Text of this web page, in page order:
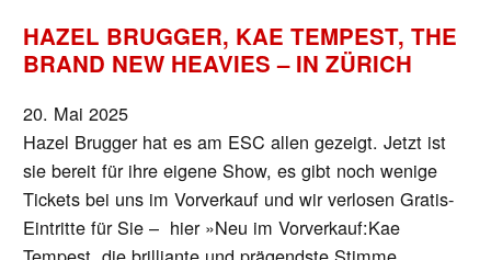
HAZEL BRUGGER, KAE TEMPEST, THE
BRAND NEW HEAVIES – IN ZÜRICH
20. Mai 2025
Hazel Brugger hat es am ESC allen gezeigt. Jetzt ist
sie bereit für ihre eigene Show, es gibt noch wenige
Tickets bei uns im Vorverkauf und wir verlosen Gratis-
Eintritte für Sie – hier »Neu im Vorverkauf:Kae